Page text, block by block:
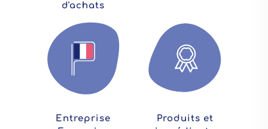
d'achats
Entreprise
Produits et